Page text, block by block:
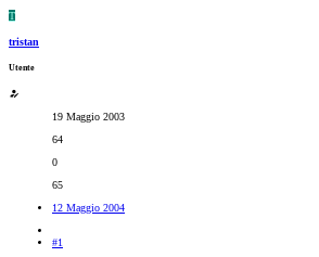
T
tristan
Utente
19 Maggio 2003
64
0
65
12 Maggio 2004
#1